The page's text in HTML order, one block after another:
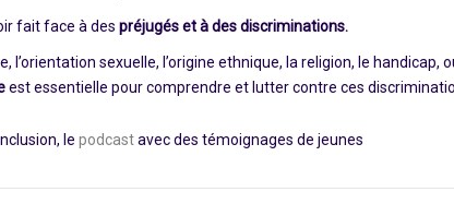
fait face à des préjugés et à des discriminations.
l’orientation sexuelle, l’origine ethnique, la religion, le handicap,
est essentielle pour comprendre et lutter contre ces
Inclusion, le podcastavec des témoignages de jeunes